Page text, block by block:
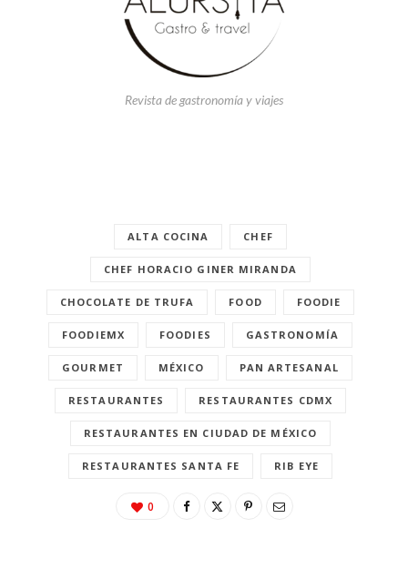
Revista de gastronomía y viajes
ALTA COCINA CHEF
CHEF HORACIO GINER MIRANDA
CHOCOLATE DE TRUFA FOOD FOODIE
FOODIEMX FOODIES GASTRONOMÍA
GOURMET MÉXICO PAN ARTESANAL
RESTAURANTES RESTAURANTES CDMX
RESTAURANTES EN CIUDAD DE MÉXICO
RESTAURANTES SANTA FE RIB EYE
0